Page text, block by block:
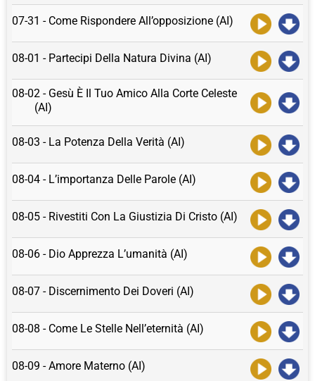
07-31 - Come Rispondere All’opposizione (AI)
08-01 - Partecipi Della Natura Divina (AI)
08-02 - Gesù È Il Tuo Amico Alla Corte Celeste
(AI)
08-03 - La Potenza Della Verità (AI)
08-04 - L’importanza Delle Parole (AI)
08-05 - Rivestiti Con La Giustizia Di Cristo (AI)
08-06 - Dio Apprezza L’umanità (AI)
08-07 - Discernimento Dei Doveri (AI)
08-08 - Come Le Stelle Nell’eternità (AI)
08-09 - Amore Materno (AI)